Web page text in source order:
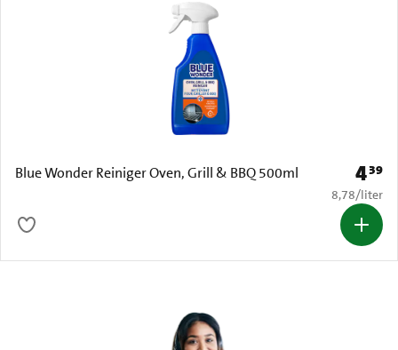
Blue Wonder Reiniger Oven, Grill & BBQ 500ml Prijs:
439
€ 8,78 per
8,78/liter